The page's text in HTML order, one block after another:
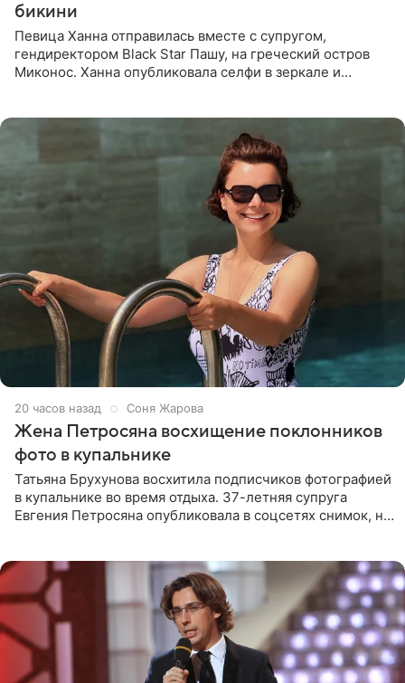
бикини
Певица Ханна отправилась вместе с супругом,
гендиректором Black Star Пашу, на греческий остров
Миконос. Ханна опубликовала селфи в зеркале и
20 часов назад Соня Жарова
Жена Петросяна восхищение поклонников
фото в купальнике
Татьяна Брухунова восхитила подписчиков фотографией
в купальнике во время отдыха. 37-летняя супруга
Евгения Петросяна опубликовала в соцсетях снимок, на